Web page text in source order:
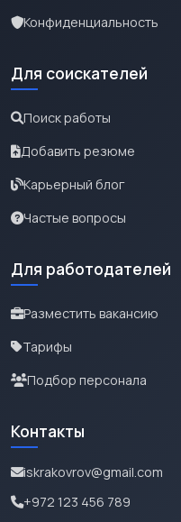
Конфиденциальность
Для соискателей
Поиск работы
Добавить резюме
Карьерный блог
Частые вопросы
Для работодателей
Разместить вакансию
Тарифы
Подбор персонала
Контакты
iskrakovrov@gmail.com
+972 123 456 789